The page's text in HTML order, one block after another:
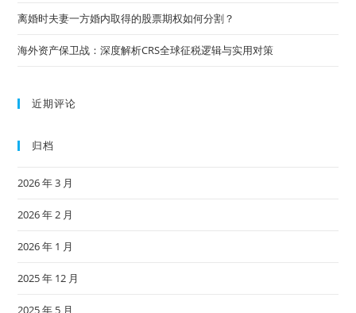
离婚时夫妻一方婚内取得的股票期权如何分割？
海外资产保卫战：深度解析CRS全球征税逻辑与实用对策
近期评论
归档
2026 年 3 月
2026 年 2 月
2026 年 1 月
2025 年 12 月
2025 年 5 月